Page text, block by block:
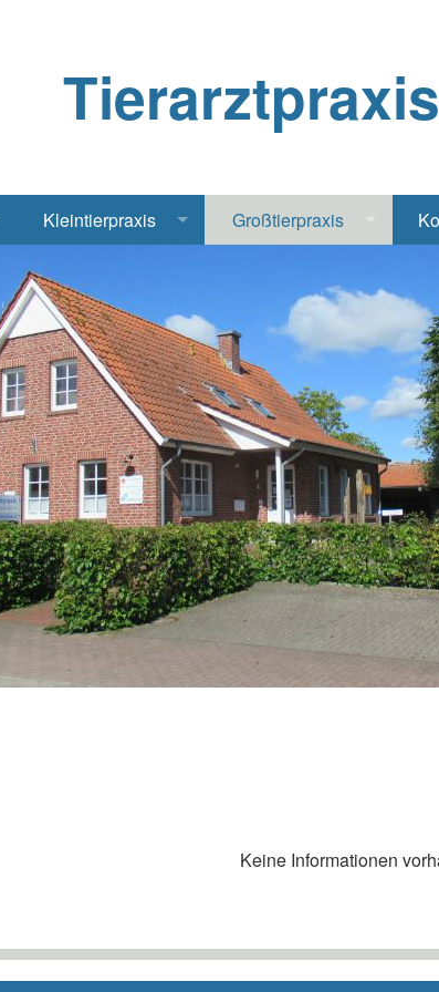
Kleintierpraxis
Heimtiere
Röntgen Ultraschall Elektrochirurgie Narkose
Großtierpraxis
Bestandsbetreuung Rind
Pferde
Geflügel, Tauben, Hühner
Keine Informationen